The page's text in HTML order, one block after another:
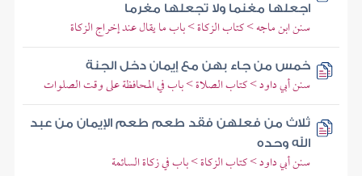
اجعلها مغنما ولا تجعلها مغرما
سنن ابن ماجه > كتاب الزكاة > باب ما يقال عند إخراج الزكاة
خمس من جاء بهن مع إيمان دخل الجنة
سنن أبي داود > كتاب الصلاة > باب في المحافظة على وقت الصلوات
ثلاث من فعلهن فقد طعم طعم الإيمان من عبد
الله وحده
سنن أبي داود > كتاب الزكاة > باب في زكاة السائمة